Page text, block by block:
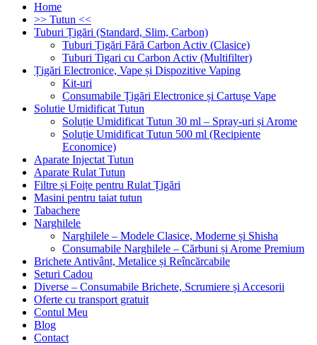
Home
>> Tutun <<
Tuburi Țigări (Standard, Slim, Carbon)
Tuburi Țigări Fără Carbon Activ (Clasice)
Tuburi Tigari cu Carbon Activ (Multifilter)
Țigări Electronice, Vape și Dispozitive Vaping
Kit-uri
Consumabile Țigări Electronice și Cartușe Vape
Solutie Umidificat Tutun
Soluție Umidificat Tutun 30 ml – Spray-uri și Arome
Soluție Umidificat Tutun 500 ml (Recipiente
Economice)
Aparate Injectat Tutun
Aparate Rulat Tutun
Filtre și Foițe pentru Rulat Țigări
Masini pentru taiat tutun
Tabachere
Narghilele
Narghilele – Modele Clasice, Moderne și Shisha
Consumabile Narghilele – Cărbuni și Arome Premium
Brichete Antivânt, Metalice și Reîncărcabile
Seturi Cadou
Diverse – Consumabile Brichete, Scrumiere și Accesorii
Oferte cu transport gratuit
Contul Meu
Blog
Contact